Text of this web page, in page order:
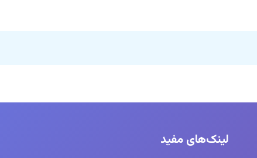
لینک‌های مفید